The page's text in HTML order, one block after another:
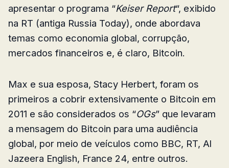
apresentar o programa “Keiser Report“, exibido
na RT (antiga Russia Today), onde abordava
temas como economia global, corrupção,
mercados financeiros e, é claro, Bitcoin.
Max e sua esposa, Stacy Herbert, foram os
primeiros a cobrir extensivamente o Bitcoin em
2011 e são considerados os “OGs” que levaram
a mensagem do Bitcoin para uma audiência
global, por meio de veículos como BBC, RT, Al
Jazeera English, France 24, entre outros.